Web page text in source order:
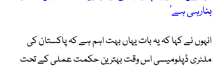
بنارہی ہے‘
انہوں نے کہا کہ یہ بات یہاں بہت اہم ہے کہ پاکستان کی
ملٹری ڈپلومیسی اس وقت بہترین حکمت عملی کے تحت